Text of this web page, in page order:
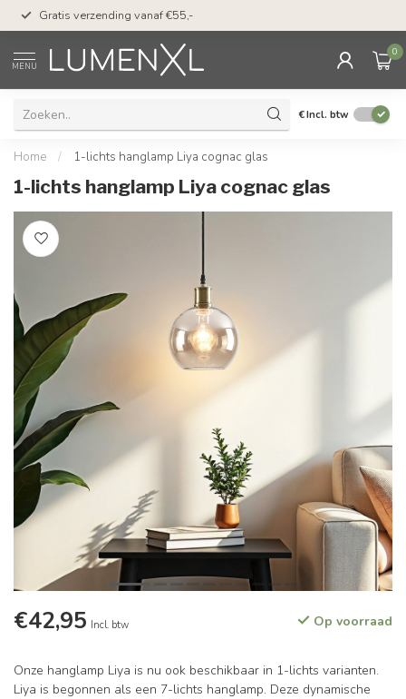
Gratis verzending vanaf €55,-
MENU
0
€Incl. btw
Home / 1-lichts hanglamp Liya cognac glas
1-lichts hanglamp Liya cognac glas
€42,95 Incl. btw Op voorraad
Onze hanglamp Liya is nu ook beschikbaar in 1-lichts varianten.
Liya is begonnen als een 7-lichts hanglamp. Deze dynamische